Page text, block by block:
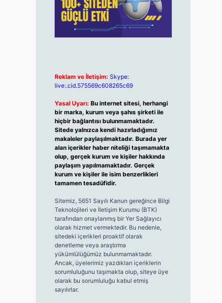
Reklam ve İletişim: Skype:
live:.cid.575569c608265c69
Yasal Uyarı: Bu internet sitesi, herhangi
bir marka, kurum veya şahıs şirketi ile
hiçbir bağlantısı bulunmamaktadır.
Sitede yalnızca kendi hazırladığımız
makaleler paylaşılmaktadır. Burada yer
alan içerikler haber niteliği taşımamakta
olup, gerçek kurum ve kişiler hakkında
paylaşım yapılmamaktadır. Gerçek
kurum ve kişiler ile isim benzerlikleri
tamamen tesadüfidir.
Sitemiz, 5651 Sayılı Kanun gereğince Bilgi
Teknolojileri ve İletişim Kurumu (BTK)
tarafından onaylanmış bir Yer Sağlayıcı
olarak hizmet vermektedir. Bu nedenle,
sitedeki içerikleri proaktif olarak
denetleme veya araştırma
yükümlülüğümüz bulunmamaktadır.
Ancak, üyelerimiz yazdıkları içeriklerin
sorumluluğunu taşımakta olup, siteye üye
olarak bu sorumluluğu kabul etmiş
sayılırlar.